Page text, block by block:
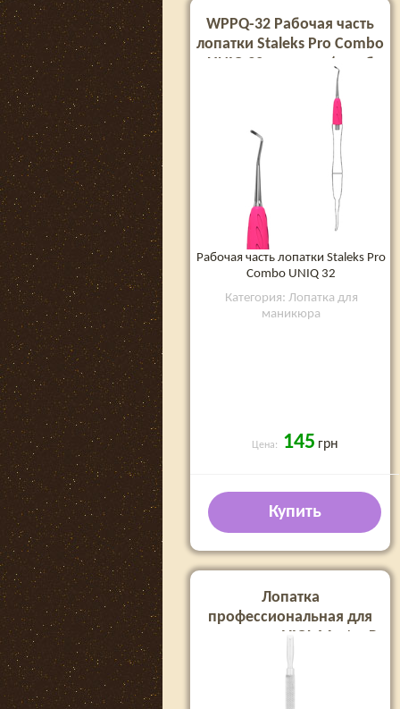
WPPQ-32 Рабочая часть
лопатки Staleks Pro Combo
UNIQ 32 кюретка (загиб
Рабочая часть лопатки Staleks Pro
Combo UNIQ 32
Категория: Лопатка для
маникюра
Цена: 145 грн
Купить
Лопатка
профессиональная для
маникюра VIOL Master Р
form 3